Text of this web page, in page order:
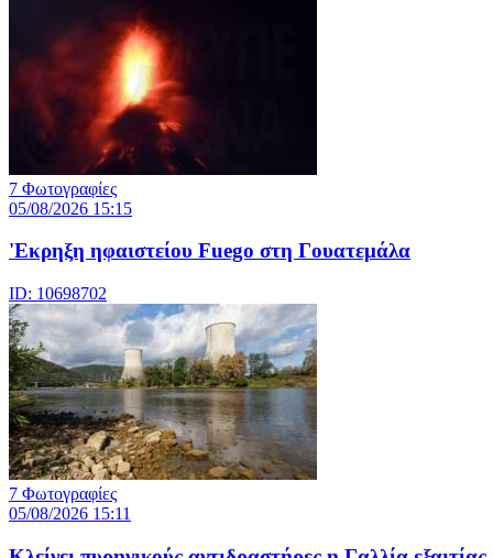
7 Φωτογραφίες
05/08/2026 15:15
'Εκρηξη ηφαιστείου Fuego στη Γουατεμάλα
ID: 10698702
7 Φωτογραφίες
05/08/2026 15:11